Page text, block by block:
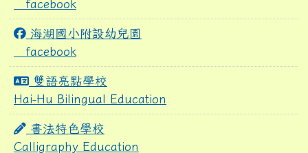
facebook
海湖國小附設幼兒園
facebook
雙語亮點學校
Hai-Hu Bilingual Education
書法特色學校
Calligraphy Education